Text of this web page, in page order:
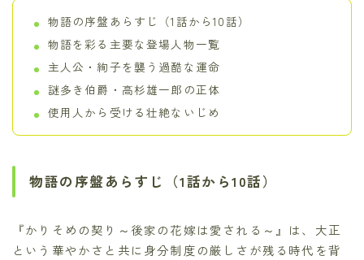
物語の序盤あらすじ（1話から10話）
物語を彩る主要な登場人物一覧
主人公・絢子を襲う過酷な運命
謎多き伯爵・高杉雄一郎の正体
使用人から受ける壮絶ないじめ
物語の序盤あらすじ（1話から10話）
『かりそめの契り～後家の花嫁は愛される～』は、大正
という華やかさと共に身分制度の厳しさが残る時代を背